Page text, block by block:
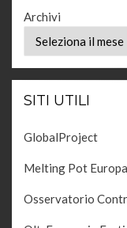
Archivi
SITI UTILI
GlobalProject
Melting Pot Europa
Osservatorio